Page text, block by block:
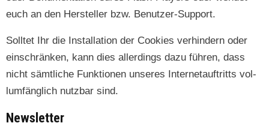
euch an den Her­steller bzw. Benutzer-Support.
Soll­tet Ihr die Instal­la­tion der Cook­ies ver­hin­dern oder
ein­schränken, kann dies allerd­ings dazu führen, dass
nicht sämtliche Funk­tio­nen unseres Inter­ne­tauftritts vol­
lum­fänglich nutzbar sind.
Newsletter